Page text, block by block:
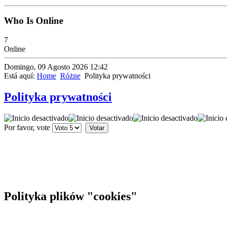
Who Is Online
7
Online
Domingo, 09 Agosto 2026 12:42
Está aquí: Home Różne Polityka prywatności
Polityka prywatności
Por favor, vote
Polityka plików "cookies"